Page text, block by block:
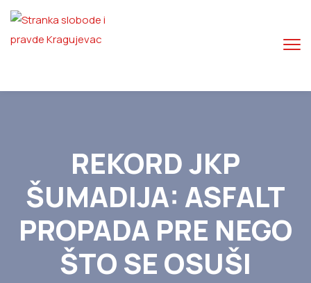
REKORD JKP
ŠUMADIJA: ASFALT
PROPADA PRE NEGO
ŠTO SE OSUŠI